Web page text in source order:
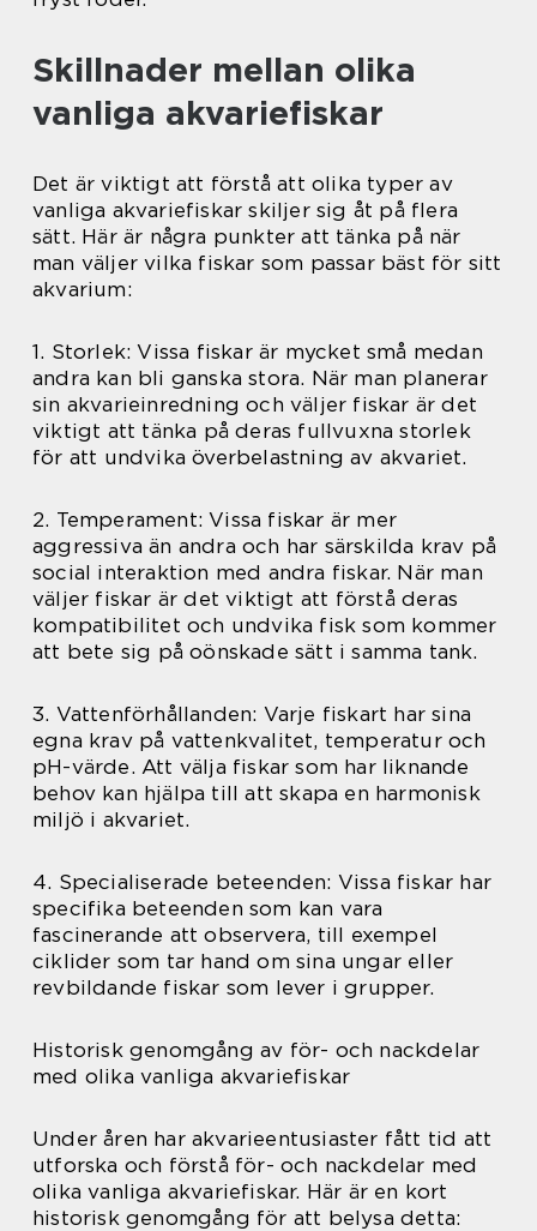
Skillnader mellan olika
vanliga akvariefiskar
Det är viktigt att förstå att olika typer av
vanliga akvariefiskar skiljer sig åt på flera
sätt. Här är några punkter att tänka på när
man väljer vilka fiskar som passar bäst för sitt
akvarium:
1. Storlek: Vissa fiskar är mycket små medan
andra kan bli ganska stora. När man planerar
sin akvarieinredning och väljer fiskar är det
viktigt att tänka på deras fullvuxna storlek
för att undvika överbelastning av akvariet.
2. Temperament: Vissa fiskar är mer
aggressiva än andra och har särskilda krav på
social interaktion med andra fiskar. När man
väljer fiskar är det viktigt att förstå deras
kompatibilitet och undvika fisk som kommer
att bete sig på oönskade sätt i samma tank.
3. Vattenförhållanden: Varje fiskart har sina
egna krav på vattenkvalitet, temperatur och
pH-värde. Att välja fiskar som har liknande
behov kan hjälpa till att skapa en harmonisk
miljö i akvariet.
4. Specialiserade beteenden: Vissa fiskar har
specifika beteenden som kan vara
fascinerande att observera, till exempel
ciklider som tar hand om sina ungar eller
revbildande fiskar som lever i grupper.
Historisk genomgång av för- och nackdelar
med olika vanliga akvariefiskar
Under åren har akvarieentusiaster fått tid att
utforska och förstå för- och nackdelar med
olika vanliga akvariefiskar. Här är en kort
historisk genomgång för att belysa detta: